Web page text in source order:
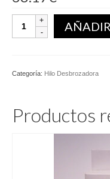
Desbrozadora
Ø2.4MM
Categoría: Hilo Desbrozadora
Productos